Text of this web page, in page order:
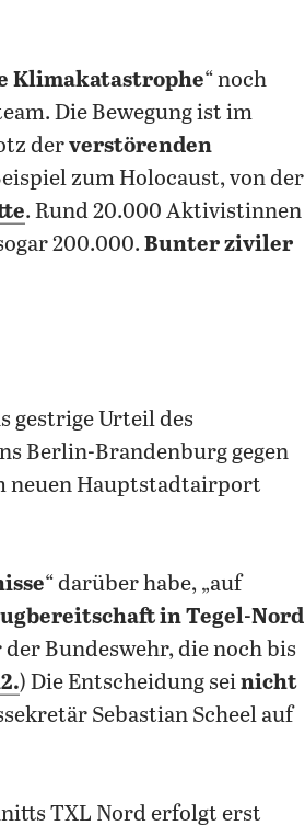
Klimakatastrophe“ noch
Die Bewegung ist im
derverstörenden
zum Holocaust, von der
. Rund 20.000 Aktivistinnen
200.000. Bunter ziviler
gestrige Urteil des
Berlin-Brandenburg gegen
neuen Hauptstadtairport
“ darüber habe, „auf
in Tegel-Nord
Bundeswehr, die noch bis
) Die Entscheidung seinicht
Sebastian Scheel auf
TXL Nord erfolgt erst